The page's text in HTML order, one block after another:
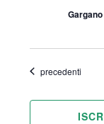
Gargano
Eventi
precedenti